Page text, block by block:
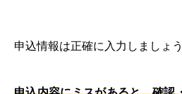
申込情報は正確に入力しましょう